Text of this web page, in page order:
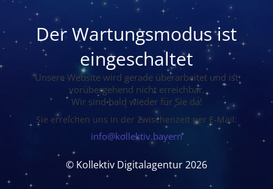
Der Wartungsmodus ist
eingeschaltet
Unsere Website wird gerade überarbeitet und ist
vorübergehend nicht erreichbar.
Wir sind bald wieder für Sie da!
Sie erreichen uns in der Zwischenzeit per E-Mail:
info@kollektiv.bayern
© Kollektiv Digitalagentur 2026